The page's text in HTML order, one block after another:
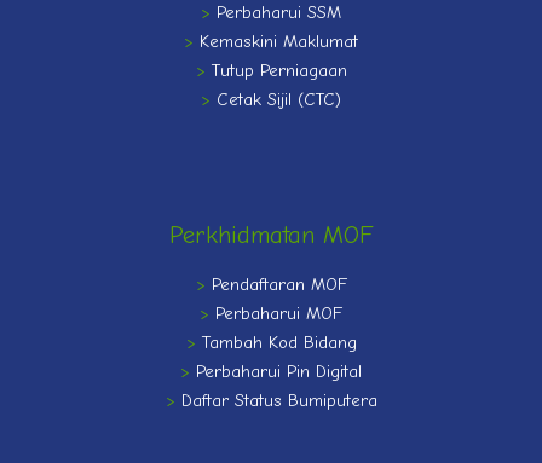
> Perbaharui SSM
> Kemaskini Maklumat
> Tutup Perniagaan
> Cetak Sijil (CTC)
Perkhidmatan MOF
> Pendaftaran MOF
> Perbaharui MOF
> Tambah Kod Bidang
> Perbaharui Pin Digital
> Daftar Status Bumiputera